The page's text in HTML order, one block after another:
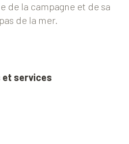
de la campagne et de sa
de la mer.
et services